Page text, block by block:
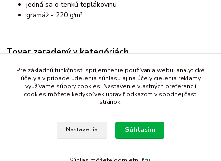
jedná sa o tenkú teplákovinu
gramáž - 220 g/m²
Tovar zaradený v kategóriách
Teplákovina
vzorovaná
Pre základnú funkčnosť, spríjemnenie používania webu, analytické
účely a v prípade udelenia súhlasu aj na účely cielenia reklamy
využívame súbory cookies. Nastavenie vlastných preferencií
cookies môžete kedykoľvek upraviť odkazom v spodnej časti
stránok.
Nastavenia Súhlasím